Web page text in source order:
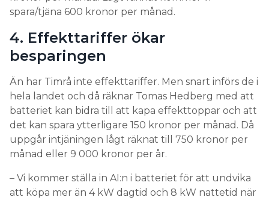
spara/tjäna 600 kronor per månad.
4. Effekttariffer ökar
besparingen
Än har Timrå inte effekttariffer. Men snart införs de i
hela landet och då räknar Tomas Hedberg med att
batteriet kan bidra till att kapa effekttoppar och att
det kan spara ytterligare 150 kronor per månad. Då
uppgår intjäningen lågt räknat till 750 kronor per
månad eller 9 000 kronor per år.
– Vi kommer ställa in AI:n i batteriet för att undvika
att köpa mer än 4 kW dagtid och 8 kW nattetid när